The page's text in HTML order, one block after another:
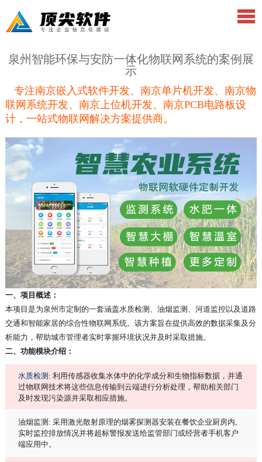
泉州智能环保与安防一体化物联网系统的案例展
示
专注南京嵌入式软件开发、南京单片机开发、南京物
联网系统开发、南京上位机开发、南京PCB电路板设
计，一站式物联网解决方案提供商。
一、项目概述：
本项目是为泉州市定制的一套涵盖水质检测、油烟监测、河道监控以及道路
交通和智能家居的综合性物联网系统。该方案旨在提供高效的数据采集及分
析能力，帮助城市管理者实时掌握环境状况并及时采取措施。
二、功能模块介绍：
水质检测: 利用传感器收集水体中的化学成分和生物指标数据，并通
过物联网技术将这些信息传输到云端进行分析处理，帮助相关部门
及时发现污染源并采取相应措施。
油烟监测: 采用激光散射原理的烟雾探测器安装在餐饮企业厨房内,
实时监控排放情况并将超标警报发送给监管部门或经营者手机客户
端应用中。